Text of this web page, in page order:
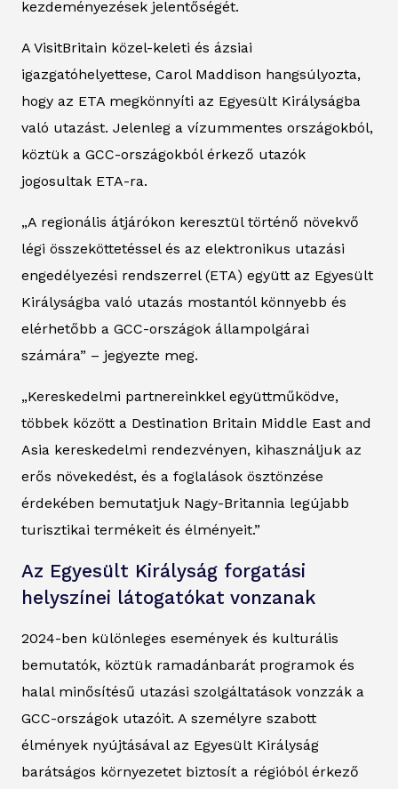
kezdeményezések jelentőségét.
A VisitBritain közel-keleti és ázsiai
igazgatóhelyettese, Carol Maddison hangsúlyozta,
hogy az ETA megkönnyíti az Egyesült Királyságba
való utazást. Jelenleg a vízummentes országokból,
köztük a GCC-országokból érkező utazók
jogosultak ETA-ra.
„A regionális átjárókon keresztül történő növekvő
légi összeköttetéssel és az elektronikus utazási
engedélyezési rendszerrel (ETA) együtt az Egyesült
Királyságba való utazás mostantól könnyebb és
elérhetőbb a GCC-országok állampolgárai
számára” – jegyezte meg.
„Kereskedelmi partnereinkkel együttműködve,
többek között a Destination Britain Middle East and
Asia kereskedelmi rendezvényen, kihasználjuk az
erős növekedést, és a foglalások ösztönzése
érdekében bemutatjuk Nagy-Britannia legújabb
turisztikai termékeit és élményeit.”
Az Egyesült Királyság forgatási
helyszínei látogatókat vonzanak
2024-ben különleges események és kulturális
bemutatók, köztük ramadánbarát programok és
halal minősítésű utazási szolgáltatások vonzzák a
GCC-országok utazóit. A személyre szabott
élmények nyújtásával az Egyesült Királyság
barátságos környezetet biztosít a régióból érkező